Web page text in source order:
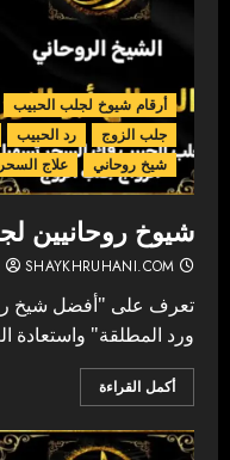
أرقام شيوخ لجلب الحبيب
جلب الزوج
رد الحبيب
شيخ روحاني
علاج السحر
شيوخ روحانيين
SHAYKHRUHANI.COM
تعرف على "أفضل شيخ
ورد المطلقة" واستعادة
أكمل القراءة